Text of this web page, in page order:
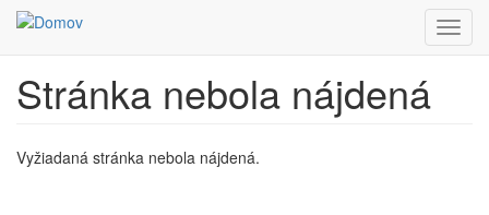
Skočiť
obsah
Stránka nebola nájdená
Vyžiadaná stránka nebola nájdená.